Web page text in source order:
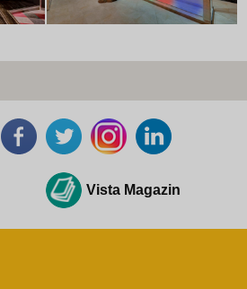
Vista Magazin